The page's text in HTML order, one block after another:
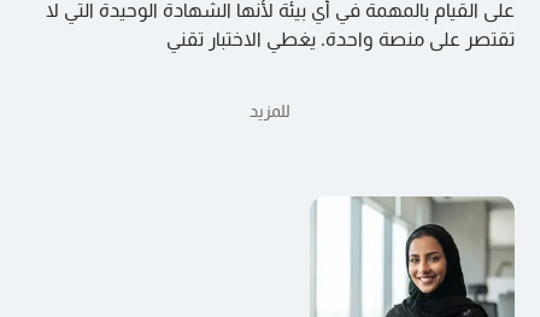
على القيام بالمهمة في أي بيئة لأنها الشهادة الوحيدة التي لا
تقتصر على منصة واحدة. يغطي الاختبار تقني
للمزيد